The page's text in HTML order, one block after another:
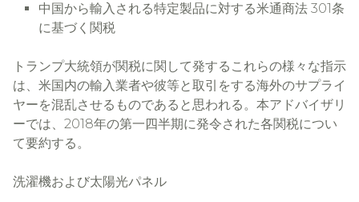
中国から輸入される特定製品に対する米通商法 301条
に基づく関税
トランプ大統領が関税に関して発するこれらの様々な指示
は、米国内の輸入業者や彼等と取引をする海外のサプライ
ヤーを混乱させるものであると思われる。本アドバイザリ
ーでは、2018年の第一四半期に発令された各関税につい
て要約する。
洗濯機および太陽光パネル